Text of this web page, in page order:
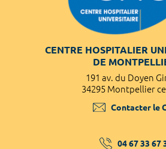
CENTRE HOSPITALIER
DE
191 av. du Doyen
34295 Montpellier
Contacter le
04 67 33 67